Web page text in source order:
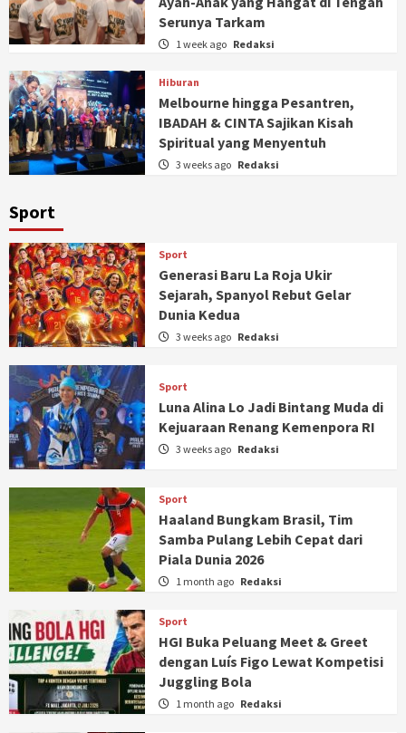
Serunya Tarkam
1 week ago Redaksi
Hiburan
Melbourne hingga Pesantren,
IBADAH & CINTA Sajikan Kisah
Spiritual yang Menyentuh
3 weeks ago Redaksi
Sport
Sport
Generasi Baru La Roja Ukir
Sejarah, Spanyol Rebut Gelar
Dunia Kedua
3 weeks ago Redaksi
Sport
Luna Alina Lo Jadi Bintang Muda di
Kejuaraan Renang Kemenpora RI
3 weeks ago Redaksi
Sport
Haaland Bungkam Brasil, Tim
Samba Pulang Lebih Cepat dari
Piala Dunia 2026
1 month ago Redaksi
Sport
HGI Buka Peluang Meet & Greet
dengan Luís Figo Lewat Kompetisi
Juggling Bola
1 month ago Redaksi